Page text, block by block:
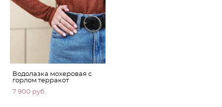
Водолазка мохеровая с
горлом терракот
7 900 pуб.